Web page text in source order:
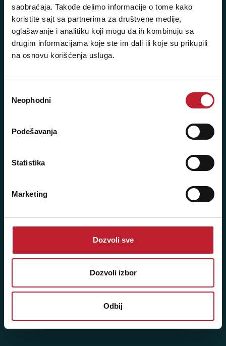
saobraćaja. Takođe delimo informacije o tome kako
koristite sajt sa partnerima za društvene medije,
oglašavanje i analitiku koji mogu da ih kombinuju sa
drugim informacijama koje ste im dali ili koje su prikupili
na osnovu korišćenja usluga.
сагласности
Neophodni
Podešavanja
Statistika
Marketing
Dozvoli sve
Dozvoli izbor
Odbij
+381 11 2688 067
+381 11 2688 068
+381 11 2688 069
Radno vreme:
Subota: 10:00 - 17:00
Telefoni:
+381 11 777 7776
+381 11 7777 060
Ponedeljak - Petak: 9:00 - 20:00
Nedelja: Ne radimo